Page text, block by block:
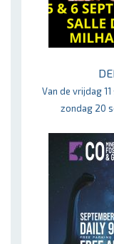
Van de vrijdag
zondag 20